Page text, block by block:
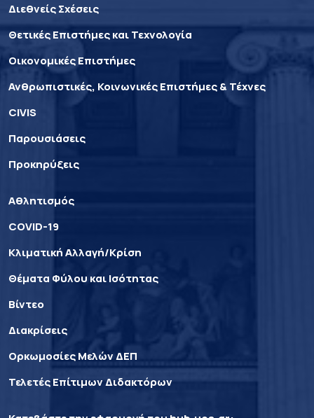
Διεθνείς Σχέσεις
Θετικές Επιστήμες και Τεχνολογία
Οικονομικές Επιστήμες
Ανθρωπιστικές, Κοινωνικές Επιστήμες & Τέχνες
CIVIS
Παρουσιάσεις
Προκηρύξεις
Αθλητισμός
COVID-19
Κλιματική Αλλαγή/Κρίση
Θέματα Φύλου και Ισότητας
Βίντεο
Διακρίσεις
Ορκωμοσίες Μελών ΔΕΠ
Τελετές Επίτιμων Διδακτόρων